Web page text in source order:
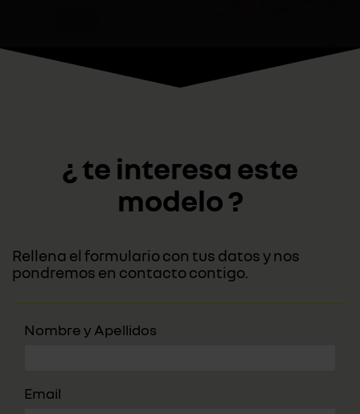
¿ te interesa este
modelo ?
Rellena el formulario con tus datos y nos
pondremos en contacto contigo.
Nombre y Apellidos
Email